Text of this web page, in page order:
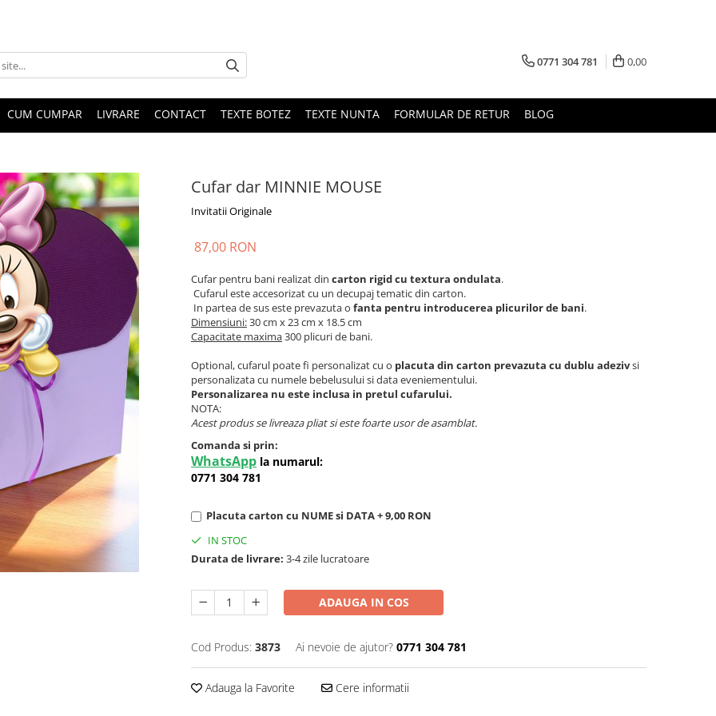
0771 304 781 0,00
CUM CUMPAR LIVRARE CONTACT TEXTE BOTEZ TEXTE NUNTA FORMULAR DE RETUR BLOG
Cufar dar MINNIE MOUSE
Invitatii Originale
87,00 RON
Cufar pentru bani realizat din carton rigid cu textura ondulata.
Cufarul este accesorizat cu un decupaj tematic din carton.
In partea de sus este prevazuta o fanta pentru introducerea plicurilor de bani.
Dimensiuni:30 cm x 23 cm x 18.5 cm
Capacitate maxima300 plicuri de bani.
Optional, cufarul poate fi personalizat cu o placuta din carton prevazuta cu dublu adezivsi
personalizata cu numele bebelusului si data eveniementului.
Personalizarea nu este inclusa in pretul cufarului.
NOTA:
Acest produs se livreaza pliat si este foarte usor de asamblat.
Comanda si prin:
WhatsApp la numarul:
0771 304 781
Placuta carton cu NUME si DATA + 9,00 RON
IN STOC
Durata de livrare: 3-4 zile lucratoare
ADAUGA IN COS
Cod Produs: 3873 Ai nevoie de ajutor? 0771 304 781
Adauga la Favorite Cere informatii